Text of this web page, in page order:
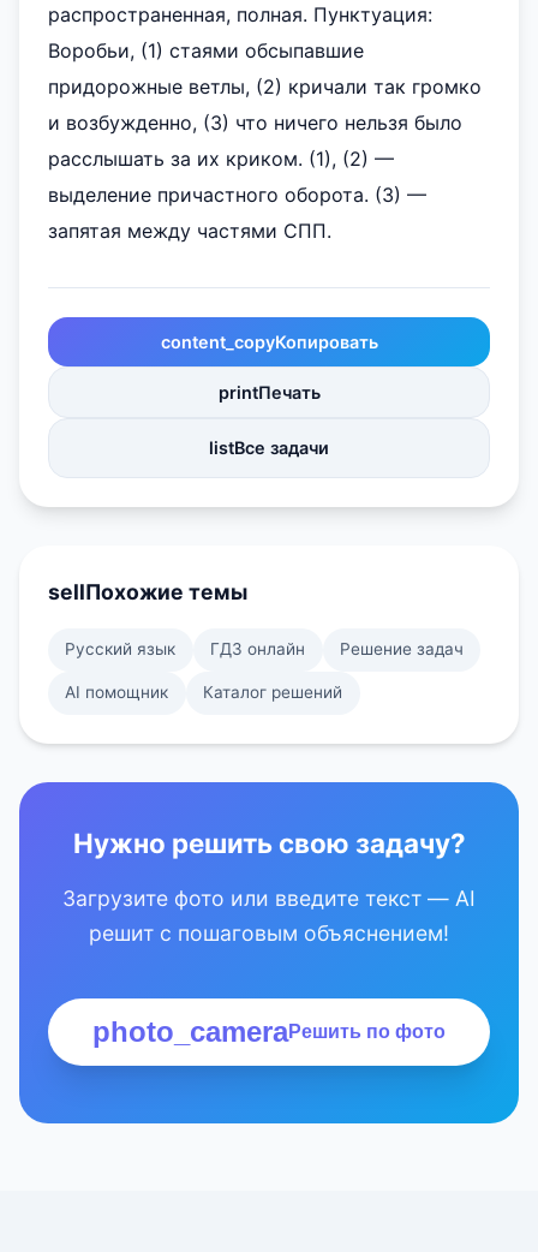
распространенная, полная. Пунктуация:
Воробьи, (1) стаями обсыпавшие
придорожные ветлы, (2) кричали так громко
и возбужденно, (3) что ничего нельзя было
расслышать за их криком. (1), (2) —
выделение причастного оборота. (3) —
запятая между частями СПП.
content_copyКопировать
printПечать
listВсе задачи
sellПохожие темы
Русский язык ГДЗ онлайн Решение задач
AI помощник Каталог решений
Нужно решить свою задачу?
Загрузите фото или введите текст — AI
решит с пошаговым объяснением!
photo_cameraРешить по фото